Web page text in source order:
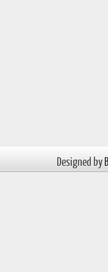
Designed by